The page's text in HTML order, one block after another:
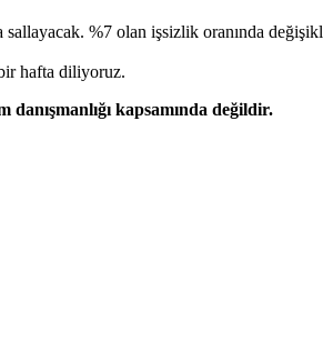
%7 olan işsizlik oranında
hafta diliyoruz.
kapsamında değildir.